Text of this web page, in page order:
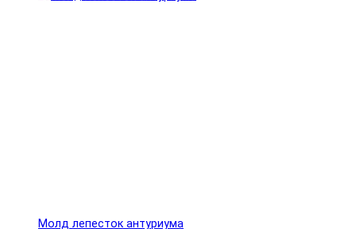
Молд лепесток антуриума